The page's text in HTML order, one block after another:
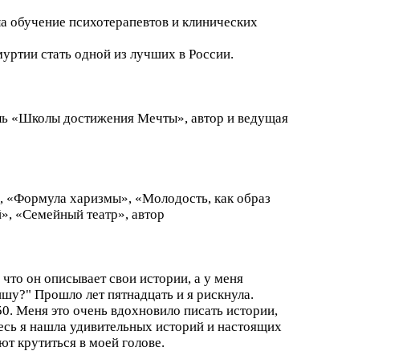
обучение психотерапевтов и клинических
стать одной из лучших в России.
«Школы достижения Мечты», автор и ведущая
харизмы», «Молодость, как образ
«Семейный театр», автор
он описывает свои истории, а у меня
Прошло лет пятнадцать и я рискнула.
Меня это очень вдохновило писать истории,
я нашла удивительных историй и настоящих
крутиться в моей голове.